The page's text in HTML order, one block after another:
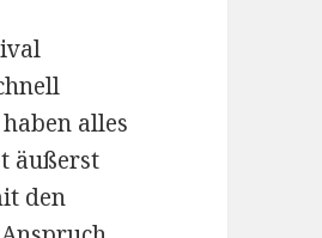
alles
äußerst
den